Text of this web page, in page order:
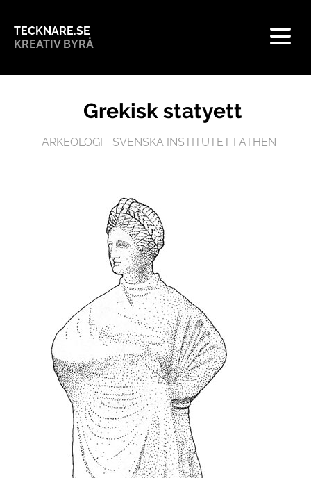
TECKNARE.SE
KREATIV BYRÅ
Grekisk statyett
ARKEOLOGI SVENSKA INSTITUTET I ATHEN